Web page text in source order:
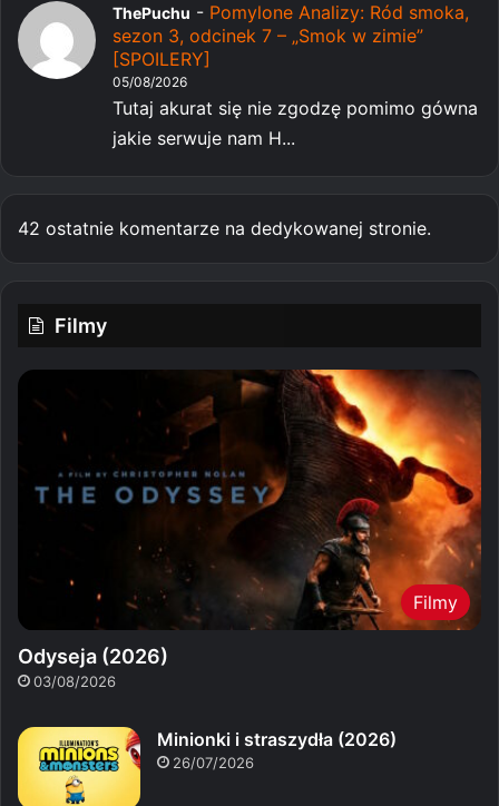
ThePuchu - Pomylone Analizy: Ród smoka,
sezon 3, odcinek 7 – „Smok w zimie”
[SPOILERY]
05/08/2026
Tutaj akurat się nie zgodzę pomimo gówna
jakie serwuje nam H...
42 ostatnie komentarze na dedykowanej stronie.
Filmy
Filmy
Odyseja (2026)
03/08/2026
Minionki i straszydła (2026)
26/07/2026